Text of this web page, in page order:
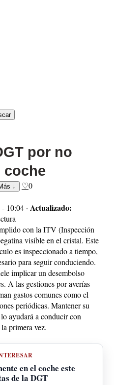
por no
coche
↓ ♡0
10:04 · Actualizado:
con la ITV (Inspección
visible en el cristal. Este
es inspeccionado a tiempo,
para seguir conduciendo.
implicar un desembolso
A las gestiones por averías
gastos comunes como el
periódicas. Mantener su
ayudará a conducir con
primera vez.
en el coche este
de la DGT